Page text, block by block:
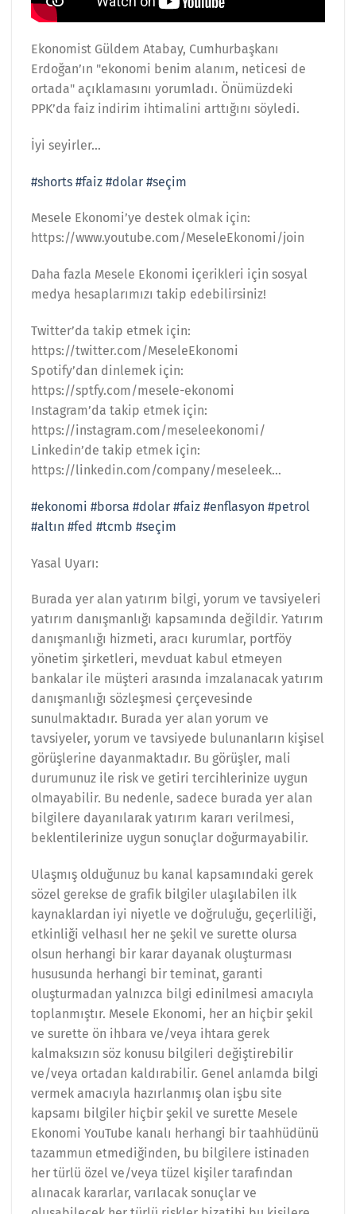
Ekonomist Güldem Atabay, Cumhurbaşkanı
Erdoğan’ın "ekonomi benim alanım, neticesi de
ortada" açıklamasını yorumladı. Önümüzdeki
PPK’da faiz indirim ihtimalini arttığını söyledi.
İyi seyirler…
#shorts #faiz #dolar #seçim
Mesele Ekonomi’ye destek olmak için:
https://www.youtube.com/MeseleEkonomi/join
Daha fazla Mesele Ekonomi içerikleri için sosyal
medya hesaplarımızı takip edebilirsiniz!
Twitter’da takip etmek için:
https://twitter.com/MeseleEkonomi
Spotify’dan dinlemek için:
https://sptfy.com/mesele-ekonomi
Instagram’da takip etmek için:
https://instagram.com/meseleekonomi/
Linkedin’de takip etmek için:
https://linkedin.com/company/meseleek…
#ekonomi #borsa #dolar #faiz #enflasyon #petrol
#altın #fed #tcmb #seçim
Yasal Uyarı:
Burada yer alan yatırım bilgi, yorum ve tavsiyeleri
yatırım danışmanlığı kapsamında değildir. Yatırım
danışmanlığı hizmeti, aracı kurumlar, portföy
yönetim şirketleri, mevduat kabul etmeyen
bankalar ile müşteri arasında imzalanacak yatırım
danışmanlığı sözleşmesi çerçevesinde
sunulmaktadır. Burada yer alan yorum ve
tavsiyeler, yorum ve tavsiyede bulunanların kişisel
görüşlerine dayanmaktadır. Bu görüşler, mali
durumunuz ile risk ve getiri tercihlerinize uygun
olmayabilir. Bu nedenle, sadece burada yer alan
bilgilere dayanılarak yatırım kararı verilmesi,
beklentilerinize uygun sonuçlar doğurmayabilir.
Ulaşmış olduğunuz bu kanal kapsamındaki gerek
sözel gerekse de grafik bilgiler ulaşılabilen ilk
kaynaklardan iyi niyetle ve doğruluğu, geçerliliği,
etkinliği velhasıl her ne şekil ve surette olursa
olsun herhangi bir karar dayanak oluşturması
hususunda herhangi bir teminat, garanti
oluşturmadan yalnızca bilgi edinilmesi amacıyla
toplanmıştır. Mesele Ekonomi, her an hiçbir şekil
ve surette ön ihbara ve/veya ihtara gerek
kalmaksızın söz konusu bilgileri değiştirebilir
ve/veya ortadan kaldırabilir. Genel anlamda bilgi
vermek amacıyla hazırlanmış olan işbu site
kapsamı bilgiler hiçbir şekil ve surette Mesele
Ekonomi YouTube kanalı herhangi bir taahhüdünü
tazammun etmediğinden, bu bilgilere istinaden
her türlü özel ve/veya tüzel kişiler tarafından
alınacak kararlar, varılacak sonuçlar ve